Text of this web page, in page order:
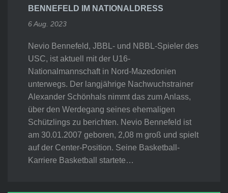
BENNEFELD IM NATIONALDRESS
6 Aug. 2023
Nevio Bennefeld, JBBL- und NBBL-Spieler des
USC, ist aktuell mit der U16-
Nationalmannschaft in Nord-Mazedonien
unterwegs. Der langjährige Nachwuchstrainer
Alexander Schönhals nimmt das zum Anlass,
über den Werdegang seines ehemaligen
Schützlings zu berichten. Nevio Bennefeld ist
am 30.01.2007 geboren, 2,08 m groß und spielt
auf der Center-Position. Seine Basketball-
Karriere Basketball startete…